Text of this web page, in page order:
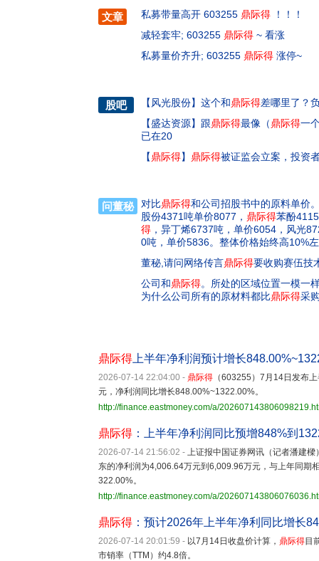
文章 私募带量高开 603255 鼎际得 ！！！
减轻套牢; 603255 鼎际得 ~ 看涨
私募量价齐升; 603255 鼎际得 涨停~
股吧 【 风光股份】 这个和鼎际得差哪里了？
【盛达资源】 跟鼎际得最像（鼎际得一
已在20
【鼎际得】 鼎际得被证监会立案，投资
问董秘 对比鼎际得和公司招股书中的原料单价
股份4371吨单价8077， 鼎际得苯酚
得 ，异丁烯6737吨，单价6054，风光
0吨，单价5836。整体价格始终高10%
董秘,请问网络传言鼎际得要收购赛伍技
公司和鼎际得。所处的区域位置一模一
为什么公司所有的原材料都比鼎际得采
鼎际得 上半年净利润预计增长
2026-07-14 22:04:00 - 鼎际得 （603255）7月14日发布
元，净利润同比增长848.00%~1322.00%。
http://finance.eastmoney.com/a/
鼎际得 ：上半年净利润同比预增848%到
2026-07-14 21:56:02 - 上证报中国证券网讯（记者潘建樑
东的净利润为4,006.64万元到6,009.96万元，与上年同
322.00%。
http://finance.eastmoney.com/a/
鼎际得 ：预计2026年上半年净利同比增长
2026-07-14 20:01:59 - 以7月14日收盘价计算， 鼎际得目
市销率（TTM）约4.8倍。